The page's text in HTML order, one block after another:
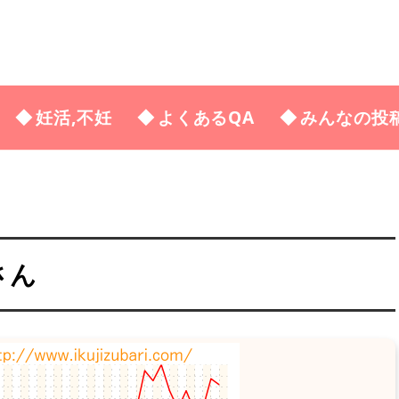
妊活,不妊 よくあるQA みんなの投
ん